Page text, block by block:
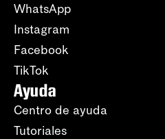
WhatsApp
Instagram
Facebook
TikTok
Ayuda
Centro de ayuda
Tutoriales